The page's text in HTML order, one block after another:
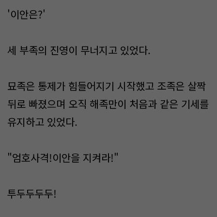
'이안은?'
세 부족의 진영이 무너지고 있었다.
묘족은 통제가 힘들어지기 시작했고 조족은 살짝
뒤로 빠졌으며 오직 해족만이 처음과 같은 기세를
유지하고 있었다.
"엄호사격!이안을 지켜라!"
투두두두두!